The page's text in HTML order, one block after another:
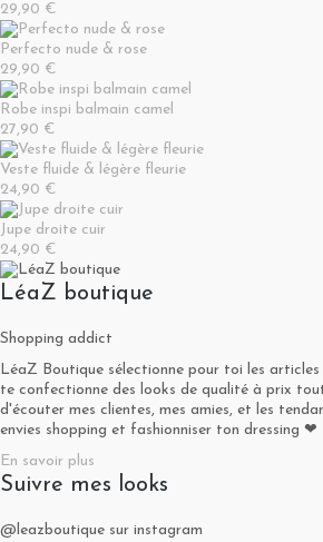
29,90 €
Perfecto nude & rose
29,90 €
Robe inspi balmain camel
27,90 €
Veste fluide & légère fleurie
24,90 €
Jupe droite cuir
24,90 €
LéaZ boutique
Shopping addict
LéaZ Boutique sélectionne pour toi les
te confectionne des looks de qualité à prix
d'écouter mes clientes, mes amies, et les
envies shopping et fashionniser ton dressing ❤
En savoir plus
Suivre mes looks
@leazboutique sur instagram